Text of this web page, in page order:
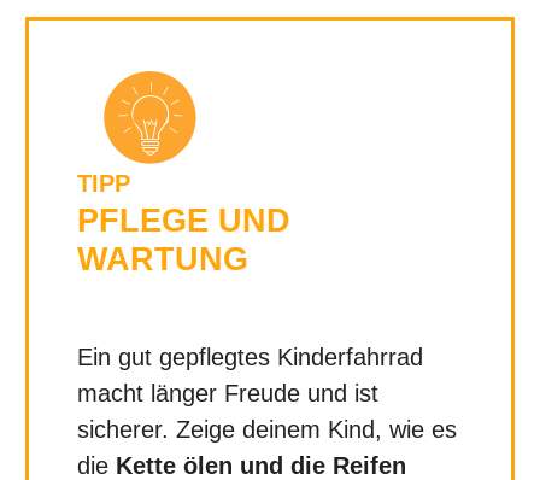
TIPP
PFLEGE UND
WARTUNG
Ein gut gepflegtes Kinderfahrrad
macht länger Freude und ist
sicherer. Zeige deinem Kind, wie es
die Kette ölen und die Reifen